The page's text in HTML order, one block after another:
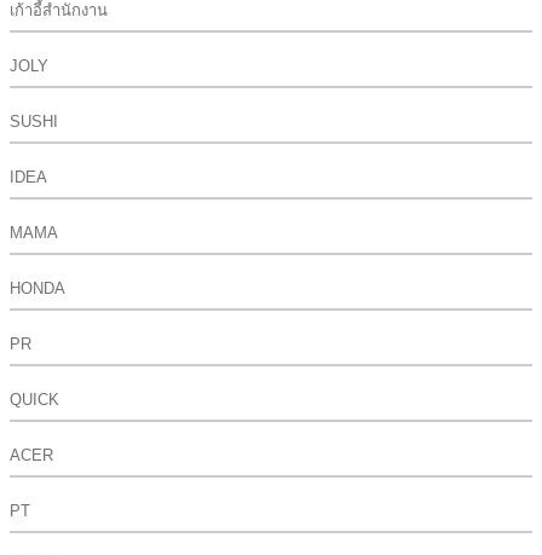
เก้าอี้สำนักงาน
JOLY
SUSHI
IDEA
MAMA
HONDA
PR
QUICK
ACER
PT